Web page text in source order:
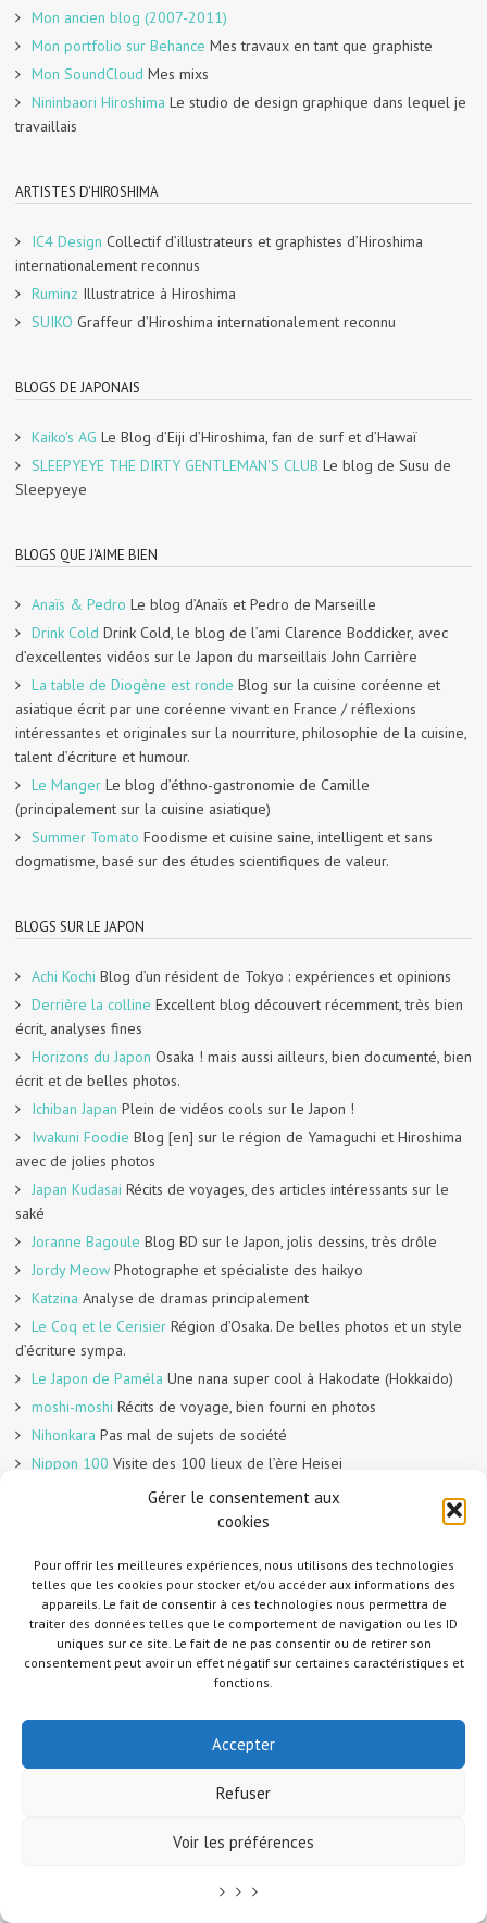
Gérer le consentement aux
cookies
Pour offrir les meilleures expériences, nous utilisons des technologies
telles que les cookies pour stocker et/ou accéder aux informations des
appareils. Le fait de consentir à ces technologies nous permettra de
traiter des données telles que le comportement de navigation ou les ID
uniques sur ce site. Le fait de ne pas consentir ou de retirer son
consentement peut avoir un effet négatif sur certaines caractéristiques et
fonctions.
Accepter
Refuser
Voir les préférences
Mon ancien blog (2007-2011)
Mon portfolio sur Behance Mes travaux en tant que graphiste
Mon SoundCloud Mes mixs
Nininbaori Hiroshima Le studio de design graphique dans lequel je
travaillais
ARTISTES D'HIROSHIMA
IC4 Design Collectif d’illustrateurs et graphistes d’Hiroshima
internationalement reconnus
Ruminz Illustratrice à Hiroshima
SUIKO Graffeur d’Hiroshima internationalement reconnu
BLOGS DE JAPONAIS
Kaiko's AG Le Blog d’Eiji d’Hiroshima, fan de surf et d’Hawaï
SLEEPYEYE THE DIRTY GENTLEMAN'S CLUB Le blog de Susu de
Sleepyeye
BLOGS QUE J'AIME BIEN
Anaïs & Pedro Le blog d’Anaïs et Pedro de Marseille
Drink Cold Drink Cold, le blog de l’ami Clarence Boddicker, avec
d’excellentes vidéos sur le Japon du marseillais John Carrière
La table de Diogène est ronde Blog sur la cuisine coréenne et
asiatique écrit par une coréenne vivant en France / réflexions
intéressantes et originales sur la nourriture, philosophie de la cuisine,
talent d’écriture et humour.
Le Manger Le blog d’éthno-gastronomie de Camille
(principalement sur la cuisine asiatique)
Summer Tomato Foodisme et cuisine saine, intelligent et sans
dogmatisme, basé sur des études scientifiques de valeur.
BLOGS SUR LE JAPON
Achi Kochi Blog d’un résident de Tokyo : expériences et opinions
Derrière la colline Excellent blog découvert récemment, très bien
écrit, analyses fines
Horizons du Japon Osaka ! mais aussi ailleurs, bien documenté, bien
écrit et de belles photos.
Ichiban Japan Plein de vidéos cools sur le Japon !
Iwakuni Foodie Blog [en] sur le région de Yamaguchi et Hiroshima
avec de jolies photos
Japan Kudasai Récits de voyages, des articles intéressants sur le
saké
Joranne Bagoule Blog BD sur le Japon, jolis dessins, très drôle
Jordy Meow Photographe et spécialiste des haikyo
Katzina Analyse de dramas principalement
Le Coq et le Cerisier Région d’Osaka. De belles photos et un style
d’écriture sympa.
Le Japon de Paméla Une nana super cool à Hakodate (Hokkaido)
moshi-moshi Récits de voyage, bien fourni en photos
Nihonkara Pas mal de sujets de société
Nippon 100 Visite des 100 lieux de l’ère Heisei
Mer intérieure du Japon, Takamatsu, Kagawa et Shikoku, par
Quotidien d'une expatriée au Japon Eva de Kobe
Rill in Japan Nagoya. Humour et belle plume, tout ce que j’adore !
Tabi2 Critiques de cinéma, animé, litterature et d’émissions de télé
japonais
Magnifiques photos
différents donc difficile d’en faire un résumé mais c’est très bien,